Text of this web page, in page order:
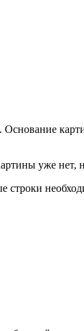
. Основание
уже нет,
строки